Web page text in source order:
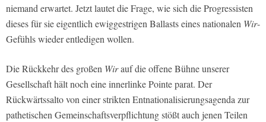
niemand erwartet. Jetzt lautet die Frage, wie sich die Progressisten
dieses für sie eigentlich ewiggestrigen Ballasts eines nationalen Wir-
Gefühls wieder entledigen wollen.
Die Rückkehr des großen Wirauf die offene Bühne unserer
Gesellschaft hält noch eine innerlinke Pointe parat. Der
Rückwärtssalto von einer strikten Entnationalisierungsagenda zur
pathetischen Gemeinschaftsverpflichtung stößt auch jenen Teilen